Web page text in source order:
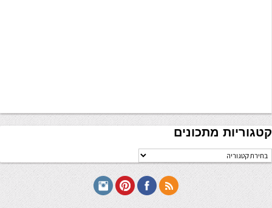
קטגוריות מתכונים
קטגוריות
מתכונים